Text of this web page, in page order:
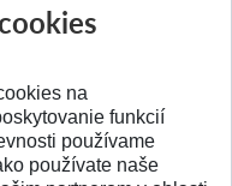
Publikované
na
funkcií
používame
používate naše